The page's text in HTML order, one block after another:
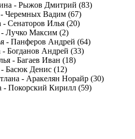
- Рыжов Дмитрий (83)
Черемных Вадим (67)
- Сенаторов Илья (20)
Лучко Максим (2)
- Панферов Андрей (64)
- Богданов Андрей (33)
- Багаев Иван (18)
Басюк Денис (12)
- Аракелян Норайр (30)
- Покорский Кирилл (59)